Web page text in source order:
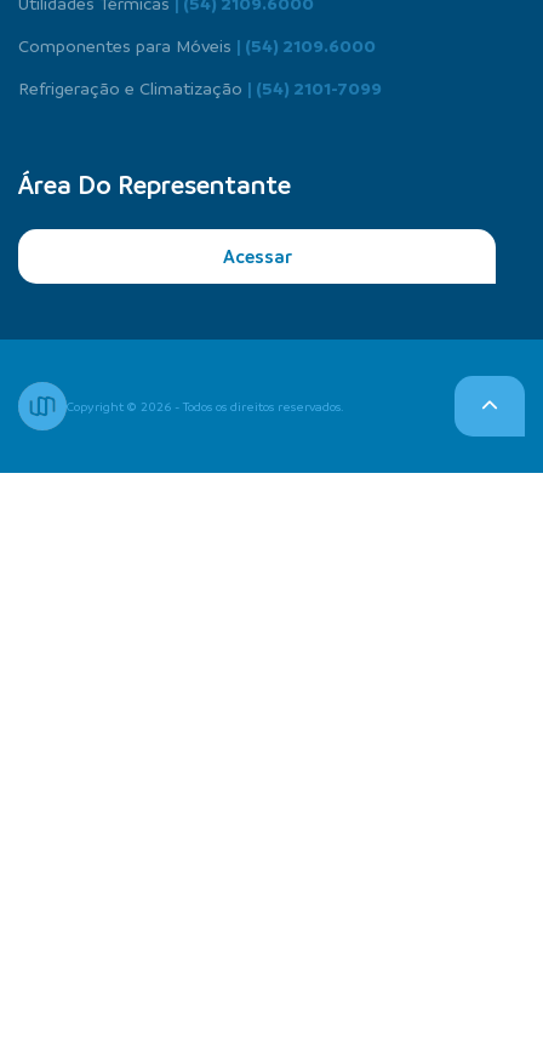
Componentes para Móveis | (54) 2109.6000
Refrigeração e Climatização | (54) 2101-7099
Área Do Representante
Acessar
Copyright © 2026 - Todos os direitos reservados.